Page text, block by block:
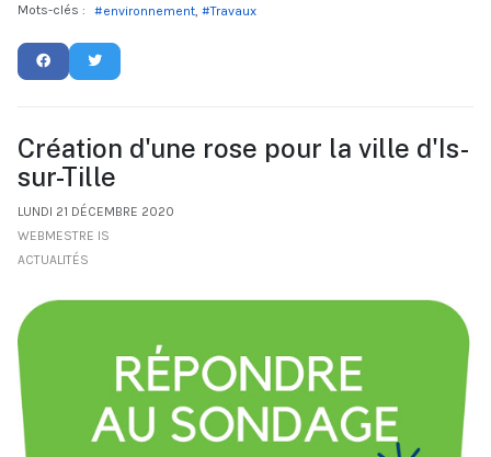
Mots-clés :
environnement Travaux
Création d'une rose pour la ville d'Is-
sur-Tille
LUNDI 21 DÉCEMBRE 2020
WEBMESTRE IS
ACTUALITÉS